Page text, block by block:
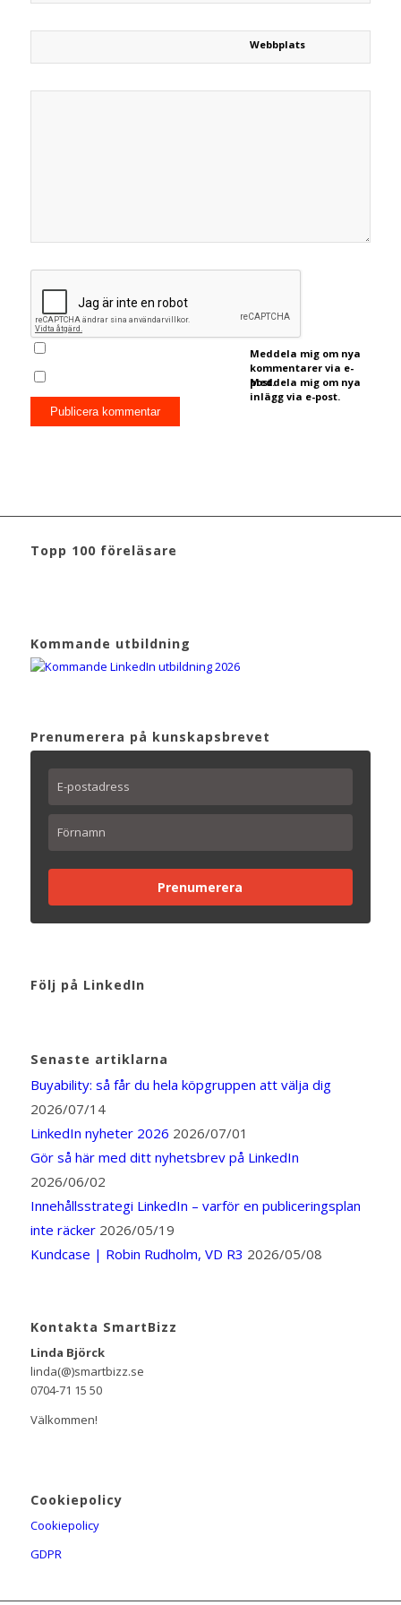
Webbplats
Meddela mig om nya
kommentarer via e-
post.
Meddela mig om nya
inlägg via e-post.
Topp 100 föreläsare
Kommande utbildning
Prenumerera på kunskapsbrevet
Prenumerera
Följ på LinkedIn
Senaste artiklarna
Buyability: så får du hela köpgruppen att välja dig
2026/07/14
LinkedIn nyheter 2026 2026/07/01
Gör så här med ditt nyhetsbrev på LinkedIn
2026/06/02
Innehållsstrategi LinkedIn – varför en publiceringsplan
inte räcker 2026/05/19
Kundcase | Robin Rudholm, VD R3 2026/05/08
Kontakta SmartBizz
Linda Björck
linda(@)smartbizz.se
0704-71 15 50
Välkommen!
Cookiepolicy
Cookiepolicy
GDPR